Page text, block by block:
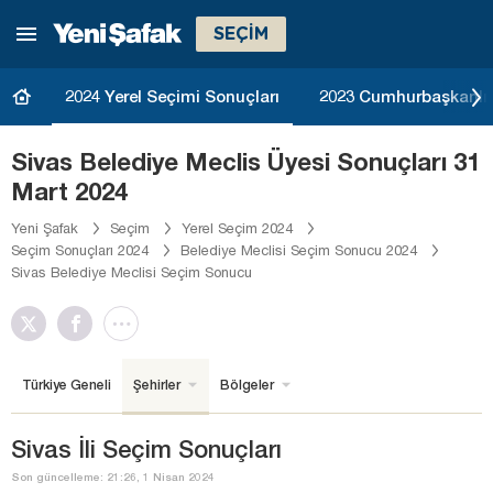
SEÇİM
2024 Yerel Seçimi Sonuçları 2023
Sivas Belediye Meclis Üyesi Sonuçları 31
Mart 2024
Yeni Şafak Seçim
Yerel Seçim 2024
Seçim Sonuçları 2024
Belediye Meclisi Seçim Sonucu 2024
Sivas Belediye Meclisi Seçim Sonucu
Türkiye Geneli Şehirler Bölgeler
Sivas İli Seçim Sonuçları
Son güncelleme: 21:26, 1 Nisan 2024